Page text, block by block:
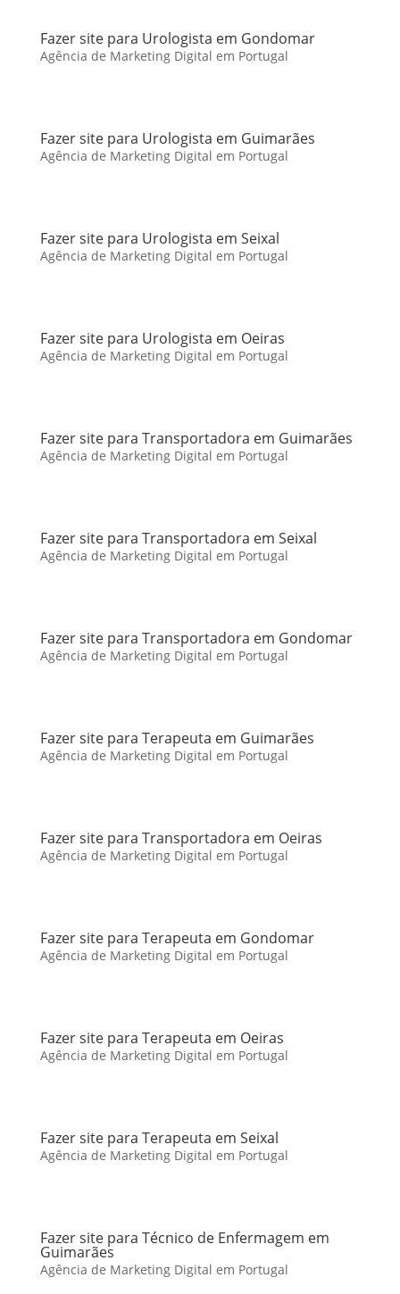
Fazer site para Urologista em Gondomar
Agência de Marketing Digital em Portugal
Fazer site para Urologista em Guimarães
Agência de Marketing Digital em Portugal
Fazer site para Urologista em Seixal
Agência de Marketing Digital em Portugal
Fazer site para Urologista em Oeiras
Agência de Marketing Digital em Portugal
Fazer site para Transportadora em Guimarães
Agência de Marketing Digital em Portugal
Fazer site para Transportadora em Seixal
Agência de Marketing Digital em Portugal
Fazer site para Transportadora em Gondomar
Agência de Marketing Digital em Portugal
Fazer site para Terapeuta em Guimarães
Agência de Marketing Digital em Portugal
Fazer site para Transportadora em Oeiras
Agência de Marketing Digital em Portugal
Fazer site para Terapeuta em Gondomar
Agência de Marketing Digital em Portugal
Fazer site para Terapeuta em Oeiras
Agência de Marketing Digital em Portugal
Fazer site para Terapeuta em Seixal
Agência de Marketing Digital em Portugal
Fazer site para Técnico de Enfermagem em
Guimarães
Agência de Marketing Digital em Portugal